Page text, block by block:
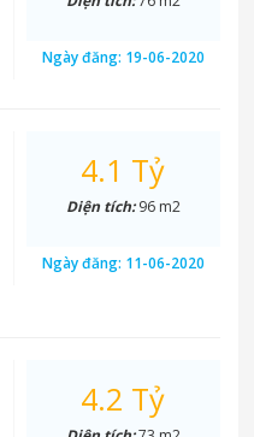
Ngày đăng: 19-06-2020
4.1 Tỷ
Diện tích:96 m2
Ngày đăng: 11-06-2020
4.2 Tỷ